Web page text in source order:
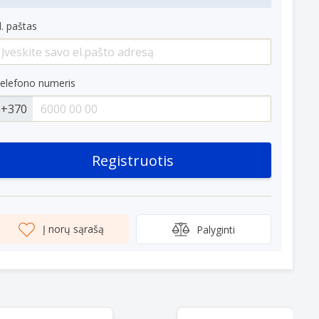
paštas
numeris
+370
Registruotis
Į norų sąrašą Palyginti